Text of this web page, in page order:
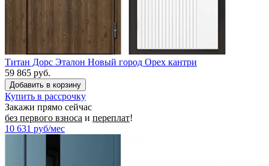
Титан Дорс Эталон Новый город Орех кантри
59 865 руб.
Купить в рассрочку
Закажи прямо сейчас
без первого взноса и переплат!
10 631 руб/мес